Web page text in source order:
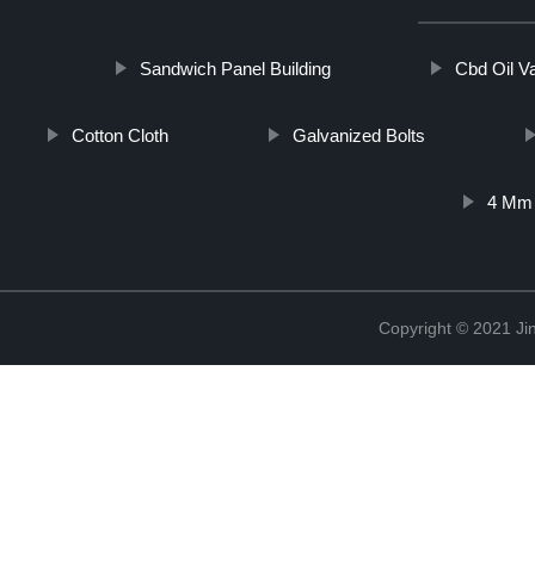
Sandwich Panel Building Cbd Oil
Cotton Cloth Galvanized Bolts
4
Copyright © 2021